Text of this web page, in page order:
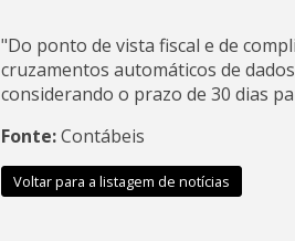
"Do ponto de vista fiscal e de
cruzamentos automáticos de
considerando o prazo de 30 dias
Fonte:Contábeis
Voltar para a listagem de notícias